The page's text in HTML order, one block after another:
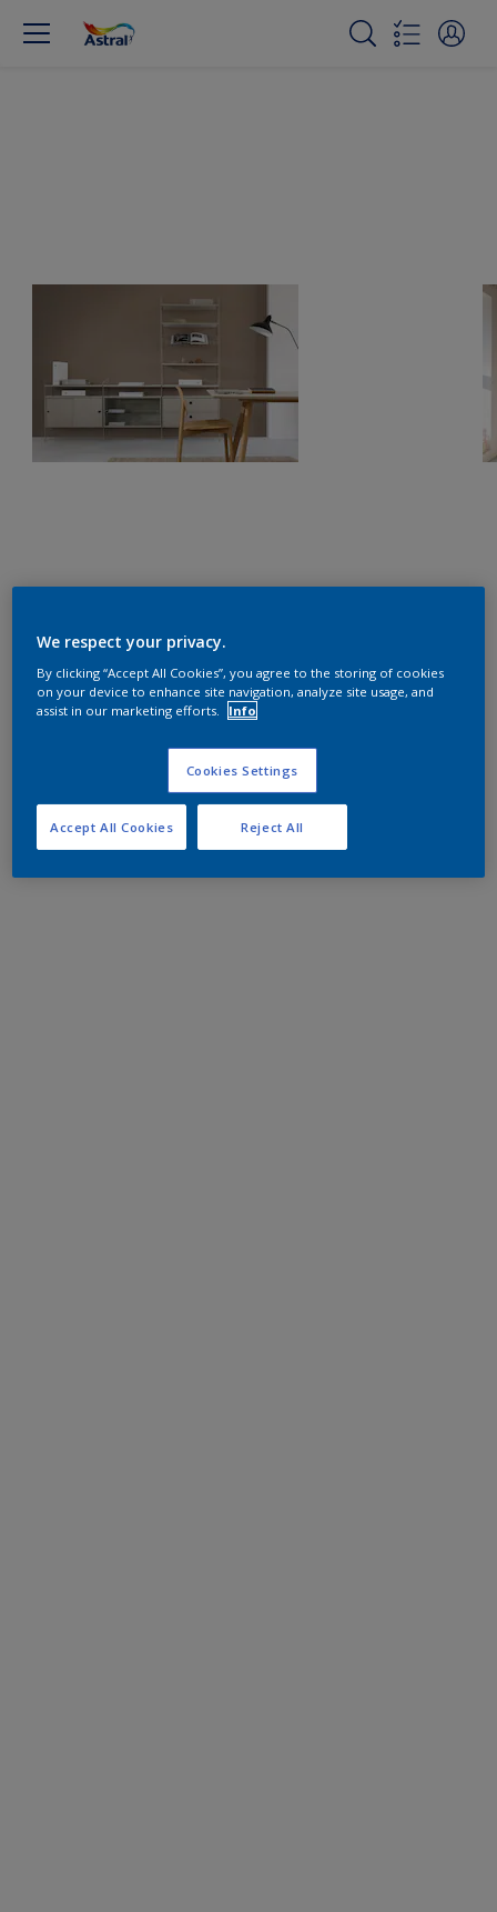
We respect your privacy.
By clicking “Accept All Cookies”, you agree to the storing of cookies
on your device to enhance site navigation, analyze site usage, and
assist in our marketing efforts.
Info
Cookies Settings
Reject All
Accept All Cookies